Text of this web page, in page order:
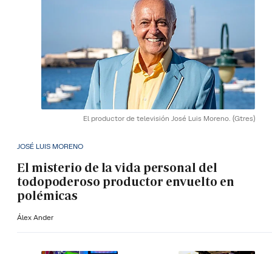
El productor de televisión José Luis Moreno. (Gtres)
JOSÉ LUIS MORENO
El misterio de la vida personal del
todopoderoso productor envuelto en
polémicas
Álex Ander